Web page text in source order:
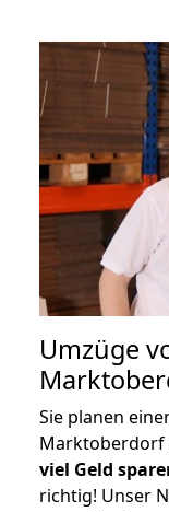
Umzüge
Sie planen
Marktoberdorf
viel Geld
richtig! Unser